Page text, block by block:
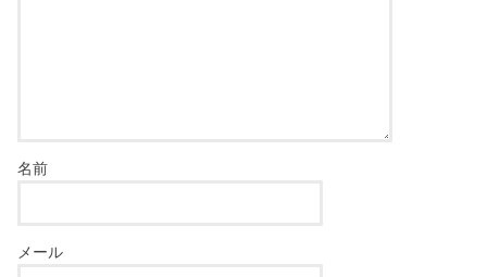
名前
メール